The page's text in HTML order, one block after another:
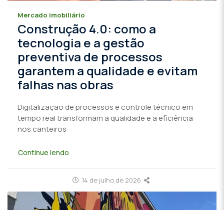
Mercado imobiliário
Construção 4.0: como a
tecnologia e a gestão
preventiva de processos
garantem a qualidade e evitam
falhas nas obras
Digitalização de processos e controle técnico em
tempo real transformam a qualidade e a eficiência
nos canteiros
Continue lendo
14 de julho de 2026